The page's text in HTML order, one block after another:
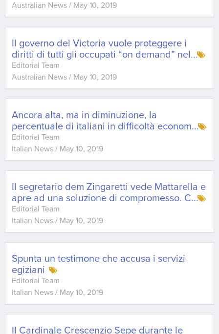
Australian News / May 10, 2019
Il governo del Victoria vuole proteggere i
diritti di tutti gli occupati “on demand” nel...
Editorial Team
Australian News / May 10, 2019
Ancora alta, ma in diminuzione, la
percentuale di italiani in difficoltà econom...
Editorial Team
Italian News / May 10, 2019
Il segretario dem Zingaretti vede Mattarella e
apre ad una soluzione di compromesso. C...
Editorial Team
Italian News / May 10, 2019
Spunta un testimone che accusa i servizi
egiziani
Editorial Team
Italian News / May 10, 2019
Il Cardinale Crescenzio Sepe durante le